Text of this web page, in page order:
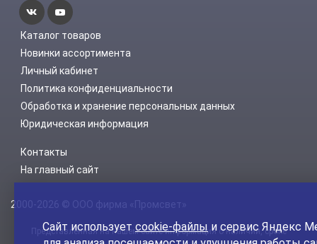
Каталог товаров
Новинки ассортимента
Личный кабинет
Политика конфиденциальности
Обработка и хранение персональных данных
Юридическая информация
Контакты
На главный сайт
2000-2026 © ООО фирма «Промсвет»
Представленная на нашем сайте информация о наличии, сроке
Сайт используетcookie-файлы и сервис Яндекс